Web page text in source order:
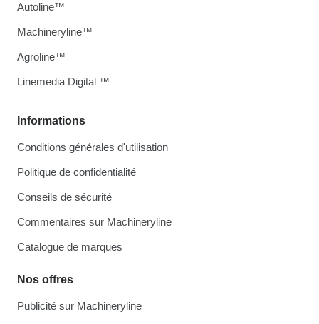
Informations
Conditions générales d'utilisation
Politique de confidentialité
Conseils de sécurité
Commentaires sur Machineryline
Catalogue de marques
Nos offres
Publicité sur Machineryline
Autoline™
Machineryline™
Agroline™
Linemedia Digital ™